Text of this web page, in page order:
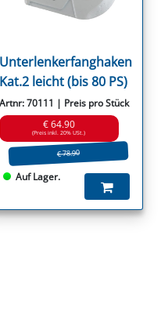
Unterlenkerfanghaken
Kat.2 leicht (bis 80 PS)
Artnr: 70111 | Preis pro Stück
€ 64.90
(Preis inkl. 20% USt.)
€ 78.90
Auf Lager.